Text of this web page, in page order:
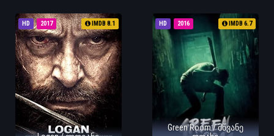
HD 2017 IMDB 8.1 HD 2016 IMDB 6.7
Green Room / მწვანე